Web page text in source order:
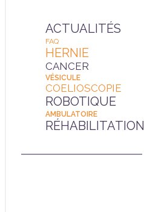
ACTUALITÉS
FAQ
HERNIE
CANCER
VÉSICULE
COELIOSCOPIE
ROBOTIQUE
AMBULATOIRE
RÉHABILITATION